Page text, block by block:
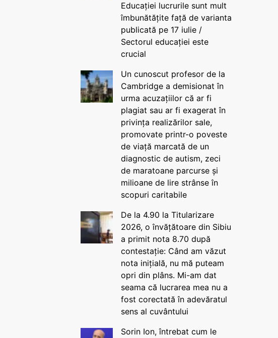
Educației lucrurile sunt mult
îmbunătățite față de varianta
publicată pe 17 iulie /
Sectorul educației este
crucial
Un cunoscut profesor de la
Cambridge a demisionat în
urma acuzațiilor că ar fi
plagiat sau ar fi exagerat în
privința realizărilor sale,
promovate printr-o poveste
de viață marcată de un
diagnostic de autism, zeci
de maratoane parcurse și
milioane de lire strânse în
scopuri caritabile
De la 4.90 la Titularizare
2026, o învățătoare din Sibiu
a primit nota 8.70 după
contestație: Când am văzut
nota inițială, nu mă puteam
opri din plâns. Mi-am dat
seama că lucrarea mea nu a
fost corectată în adevăratul
sens al cuvântului
Sorin Ion, întrebat cum le